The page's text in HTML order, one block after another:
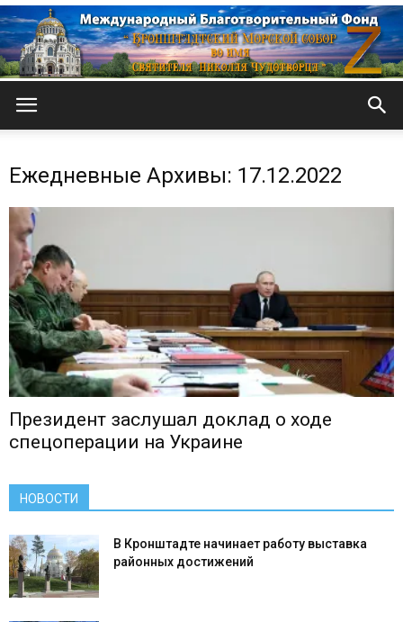
Ежедневные Архивы: 17.12.2022
Президент заслушал доклад о ходе
спецоперации на Украине
НОВОСТИ
В Кронштадте начинает работу выставка
районных достижений